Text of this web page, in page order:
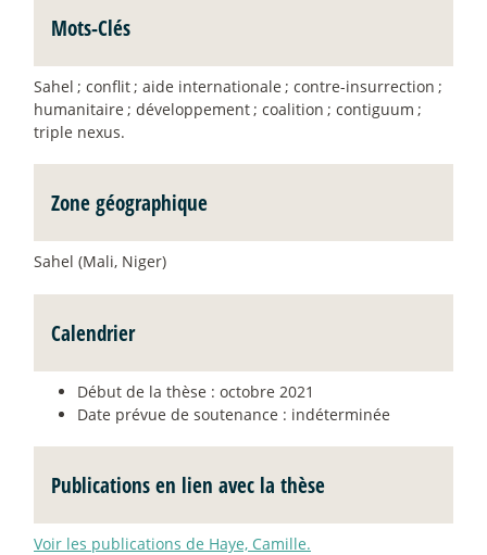
Mots-Clés
Sahel ; conflit; aide internationale ; contre-insurrection ;
humanitaire ; développement; coalition ; contiguum ;
triple nexus.
Zone géographique
Sahel (Mali, Niger)
Calendrier
Début de la thèse : octobre 2021
Date prévue de soutenance : indéterminée
Publications en lien avec la thèse
Voir les publications de Haye, Camille.